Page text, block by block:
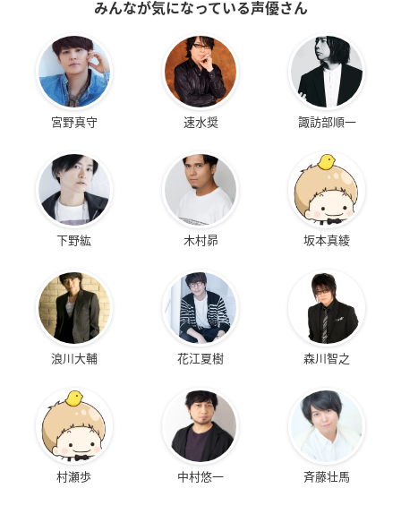
みんなが気になっている声優さん
宮野真守 速水奨 諏訪部順一
下野紘 木村昴 坂本真綾
浪川大輔 花江夏樹 森川智之
村瀬歩 中村悠一 斉藤壮馬